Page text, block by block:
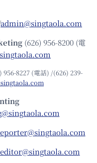
admin@singtaola.com
(626) 956-8200 (電
956-8227 (電話) /(626) 239-
editor@singtaola.com